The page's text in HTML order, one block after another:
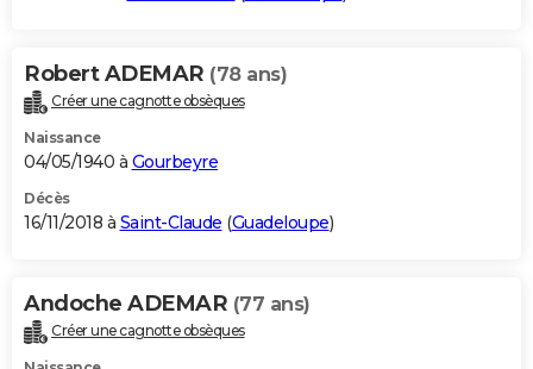
Robert ADEMAR (78 ans)
Créer une cagnotte obsèques
Naissance
04/05/1940 à Gourbeyre
Décès
16/11/2018 à Saint-Claude (Guadeloupe)
Andoche ADEMAR (77 ans)
Créer une cagnotte obsèques